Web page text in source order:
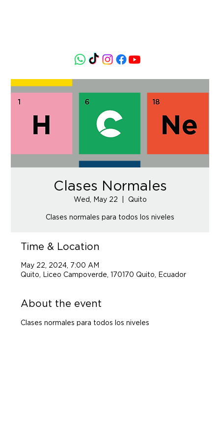
Clases Normales
Wed, May 22 Quito
Clases normales para todos los niveles
Time & Location
May 22, 2024, 7:00 AM
Quito, Liceo Campoverde, 170170 Quito, Ecuador
About the event
Clases normales para todos los niveles